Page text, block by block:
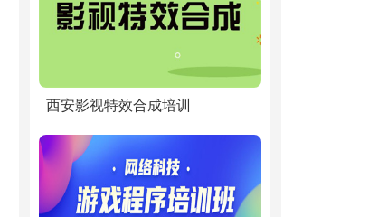
西安影视特效合成培训